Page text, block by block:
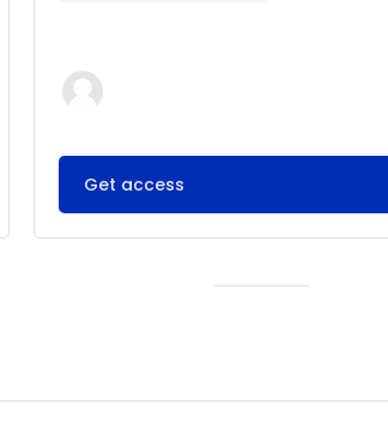
Get access